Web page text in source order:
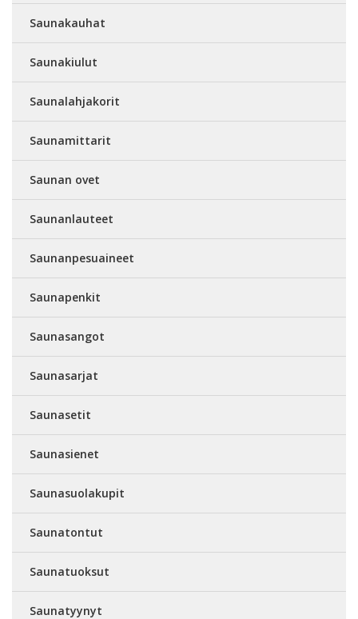
Saunakauhat
Saunakiulut
Saunalahjakorit
Saunamittarit
Saunan ovet
Saunanlauteet
Saunanpesuaineet
Saunapenkit
Saunasangot
Saunasarjat
Saunasetit
Saunasienet
Saunasuolakupit
Saunatontut
Saunatuoksut
Saunatyynyt